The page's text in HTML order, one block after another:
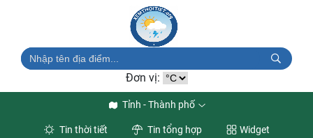
Đơn vị:
Tỉnh - Thành phố
Tin thời tiết Tin tổng hợp Widget